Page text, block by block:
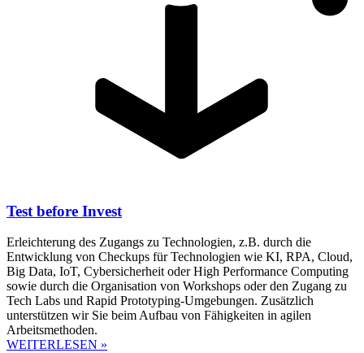
Test before Invest
Erleichterung des Zugangs zu Technologien, z.B. durch die
Entwicklung von Checkups für Technologien wie KI, RPA, Cloud,
Big Data, IoT, Cybersicherheit oder High Performance Computing
sowie durch die Organisation von Workshops oder den Zugang zu
Tech Labs und Rapid Prototyping-Umgebungen. Zusätzlich
unterstützen wir Sie beim Aufbau von Fähigkeiten in agilen
Arbeitsmethoden.
WEITERLESEN »